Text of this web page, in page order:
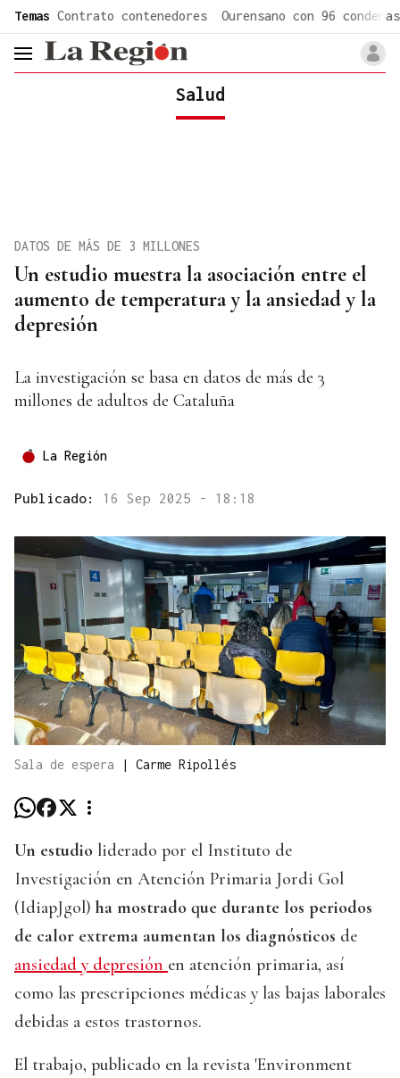
Temas Contrato contenedores Ourensano con 96 condenas
header.menu.open
Salud
Un estudio muestra la asociación entre el
aumento de temperatura y la ansiedad y la
depresión
DATOS DE MÁS DE 3 MILLONES
La investigación se basa en datos de más de 3
millones de adultos de Cataluña
La Región
Publicado: 16 Sep 2025 - 18:18
Sala de espera | Carme Ripollés
Un estudio liderado por el Instituto de
Investigación en Atención Primaria Jordi Gol
(IdiapJgol) ha mostrado que durante los periodos
de calor extrema aumentan los diagnósticos de
ansiedad y depresión en atención primaria, así
como las prescripciones médicas y las bajas laborales
debidas a estos trastornos.
El trabajo, publicado en la revista 'Environment